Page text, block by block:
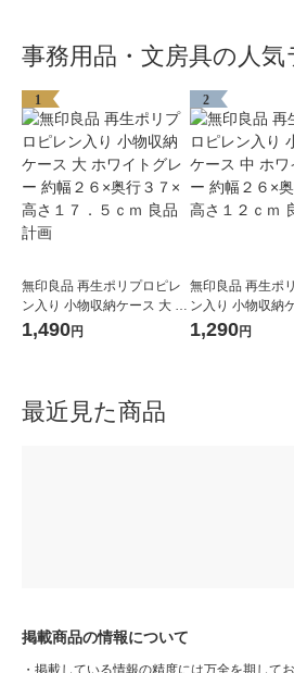
事務用品・文房具の人
1
無印良品 再生ポリプロピレ
ン入り 小物収納ケース 大 ホ
ワイトグレー 約幅２６×奥行
1,490円
2
無印良品 再生ポ
ン入り 小物収納
ワイトグレー 約
1,290円
最近見た商品
掲載商品の情報について